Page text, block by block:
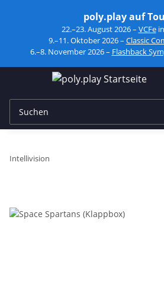
poly.play auf
22.–23. August 2026 – VCFe
9.–11. Oktober 2026 – Classic
6.–8. November 2026 – Flashback
Intellivision